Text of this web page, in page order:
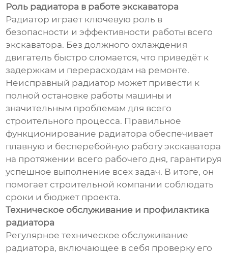
Роль радиатора в работе экскаватора
Радиатор играет ключевую роль в
безопасности и эффективности работы всего
экскаватора. Без должного охлаждения
двигатель быстро сломается, что приведёт к
задержкам и перерасходам на ремонте.
Неисправный радиатор может привести к
полной остановке работы машины и
значительным проблемам для всего
строительного процесса. Правильное
функционирование радиатора обеспечивает
плавную и бесперебойную работу экскаватора
на протяжении всего рабочего дня, гарантируя
успешное выполнение всех задач. В итоге, он
помогает строительной компании соблюдать
сроки и бюджет проекта.
Техническое обслуживание и профилактика
радиатора
Регулярное техническое обслуживание
радиатора, включающее в себя проверку его